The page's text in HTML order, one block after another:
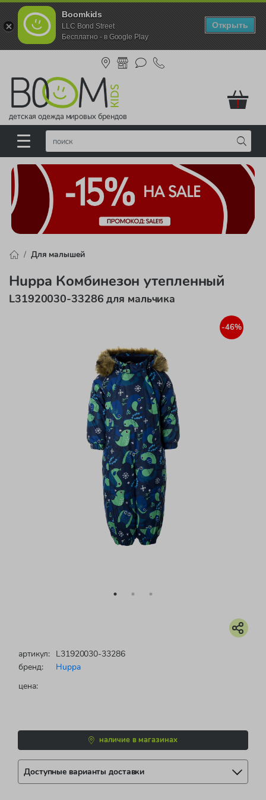
Boomkids
LLC Bond Street
Бесплатно - в Google Play
Открыть
детская одежда мировых брендов
!
Для малышей
Huppa Комбинезон утепленный
L31920030-33286 для мальчика
-46%
артикул: L31920030-33286
бренд:
Huppa
цена:
наличие в магазинах
Доступные варианты доставки